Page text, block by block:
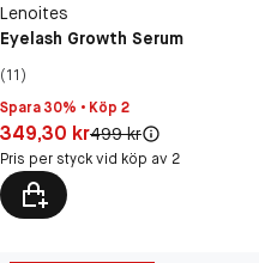
Lenoites
Eyelash Growth Serum
(11)
Spara 30% • Köp 2
Pris: 349,30 kr
349,30 krOriginal pris:
499 kr
Pris per styck vid köp av 2